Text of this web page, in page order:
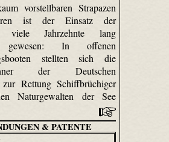
vorstellbaren Strapazen
ist der Einsatz der
viele Jahrzehnte lang
gewesen: In offenen
stellten sich die
der Deutschen
zur Rettung Schiffbrüchiger
Naturgewalten der See
& PATENTE